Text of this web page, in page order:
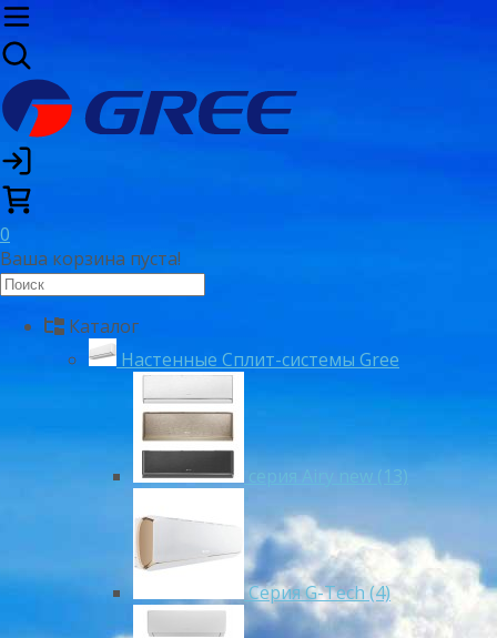
0
Ваша корзина пуста!
Каталог
Настенные Сплит-системы Gree
серия Airy new (13)
Серия G-Tech (4)